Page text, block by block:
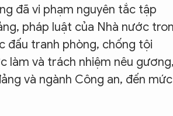
đã vi phạm nguyên tắc tập
pháp luật của Nhà nước
đấu tranh phòng, chống tội
làm và trách nhiệm nêu gương,
và ngành Công an, đến mức